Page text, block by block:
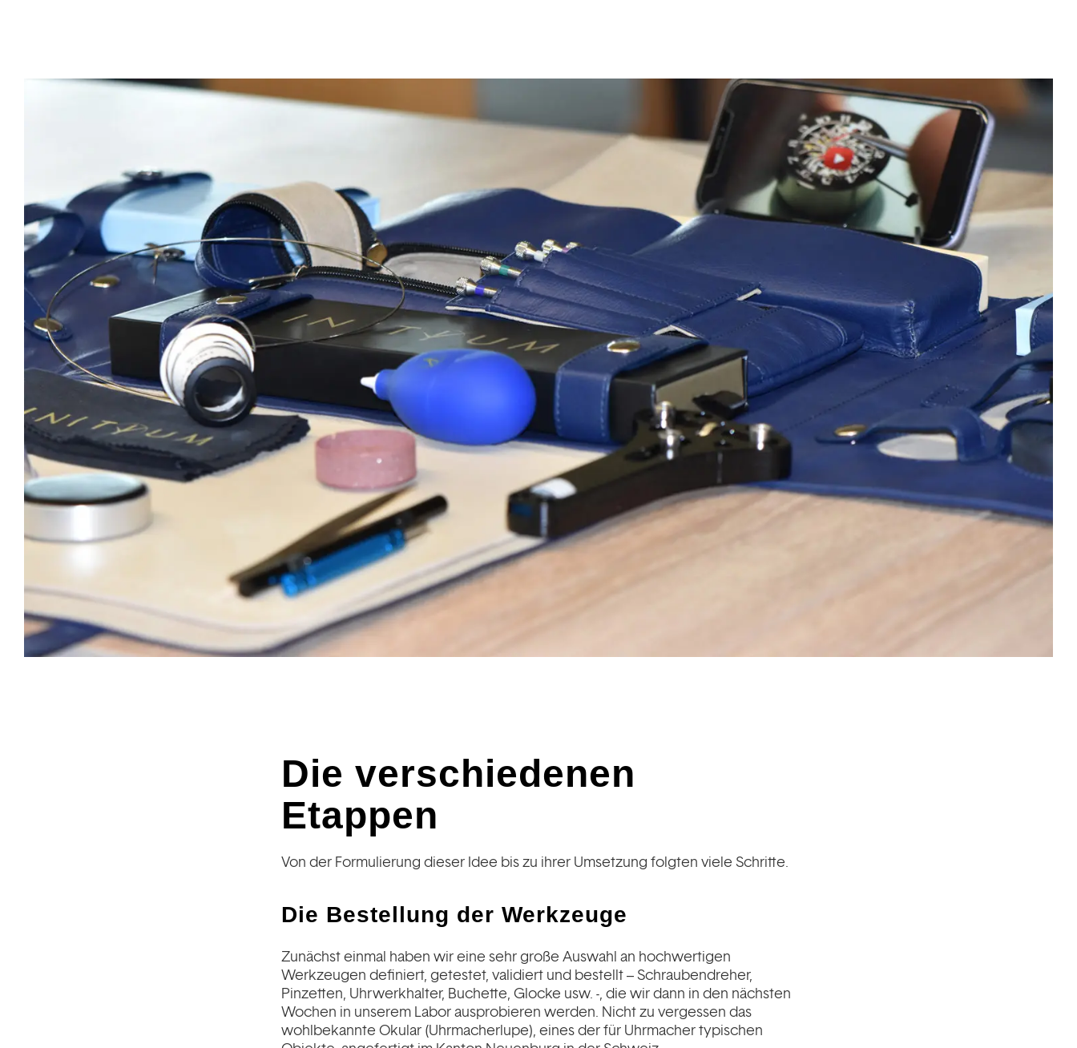
Die verschiedenen
Etappen
Von der Formulierung dieser Idee bis zu ihrer Umsetzung folgten viele Schritte.
Die Bestellung der Werkzeuge
Zunächst einmal haben wir eine sehr große Auswahl an hochwertigen
Werkzeugen definiert, getestet, validiert und bestellt – Schraubendreher,
Pinzetten, Uhrwerkhalter, Buchette, Glocke usw. -, die wir dann in den nächsten
Wochen in unserem Labor ausprobieren werden. Nicht zu vergessen das
wohlbekannte Okular (Uhrmacherlupe), eines der für Uhrmacher typischen